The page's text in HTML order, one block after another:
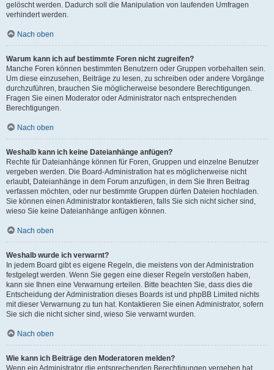
gelöscht werden. Dadurch soll die Manipulation von laufenden Umfragen
verhindert werden.
Nach oben
Warum kann ich auf bestimmte Foren nicht zugreifen?
Manche Foren können bestimmten Benutzern oder Gruppen vorbehalten sein.
Um diese einzusehen, Beiträge zu lesen, zu schreiben oder andere Vorgänge
durchzuführen, brauchen Sie möglicherweise besondere Berechtigungen.
Fragen Sie einen Moderator oder Administrator nach entsprechenden
Berechtigungen.
Nach oben
Weshalb kann ich keine Dateianhänge anfügen?
Rechte für Dateianhänge können für Foren, Gruppen und einzelne Benutzer
vergeben werden. Die Board-Administration hat es möglicherweise nicht
erlaubt, Dateianhänge in dem Forum anzufügen, in dem Sie Ihren Beitrag
verfassen möchten, oder nur bestimmte Gruppen dürfen Dateien hochladen.
Sie können einen Administrator kontaktieren, falls Sie sich nicht sicher sind,
wieso Sie keine Dateianhänge anfügen können.
Nach oben
Weshalb wurde ich verwarnt?
In jedem Board gibt es eigene Regeln, die meistens von der Administration
festgelegt werden. Wenn Sie gegen eine dieser Regeln verstoßen haben,
kann sie Ihnen eine Verwarnung erteilen. Bitte beachten Sie, dass dies die
Entscheidung der Administration dieses Boards ist und phpBB Limited nichts
mit dieser Verwarnung zu tun hat. Kontaktieren Sie einen Administrator, sofern
Sie sich die nicht sicher sind, wieso Sie verwarnt wurden.
Nach oben
Wie kann ich Beiträge den Moderatoren melden?
Wenn ein Administrator die entsprechenden Berechtigungen vergeben hat,